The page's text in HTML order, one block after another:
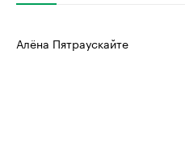
Алёна Пятраускайте